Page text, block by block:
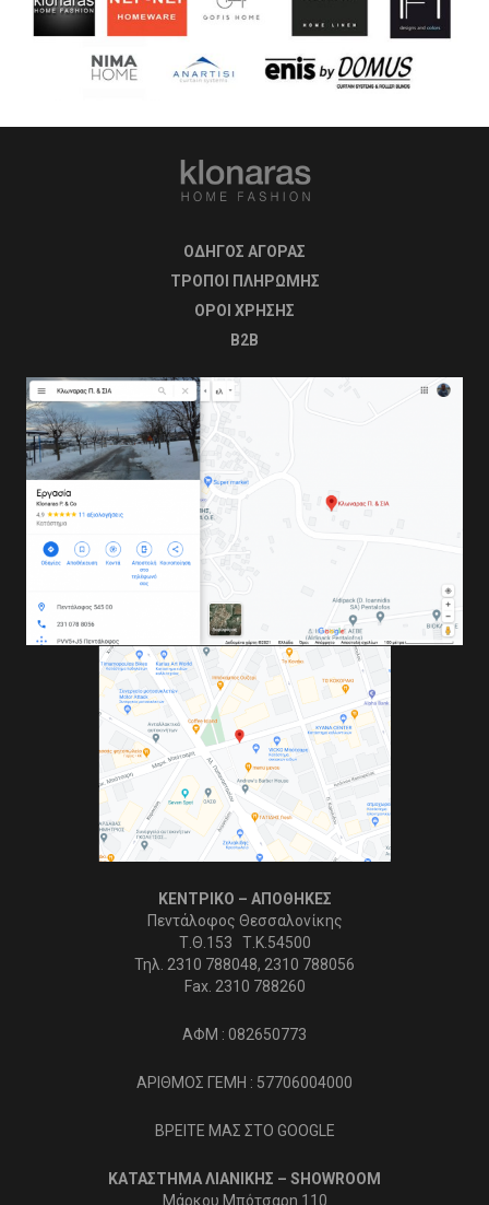
ΟΔΗΓΟΣ ΑΓΟΡΑΣ
ΤΡΟΠΟΙ ΠΛΗΡΩΜΗΣ
OΡΟΙ ΧΡΗΣΗΣ
B2B
ΚΕΝΤΡΙΚΟ – ΑΠΟΘΗΚΕΣ
Πεντάλοφος Θεσσαλονίκης
Τ.Θ.153 Τ.Κ.54500
Τηλ. 2310 788048, 2310 788056
Fax. 2310 788260
ΑΦΜ : 082650773
ΑΡΙΘΜΟΣ ΓΕΜΗ : 57706004000
ΒΡΕΙΤΕ ΜΑΣ ΣΤΟ GOOGLE
ΚΑΤΑΣΤΗΜΑ ΛΙΑΝΙΚΗΣ – SHOWROOM
Μάρκου Μπότσαρη 110